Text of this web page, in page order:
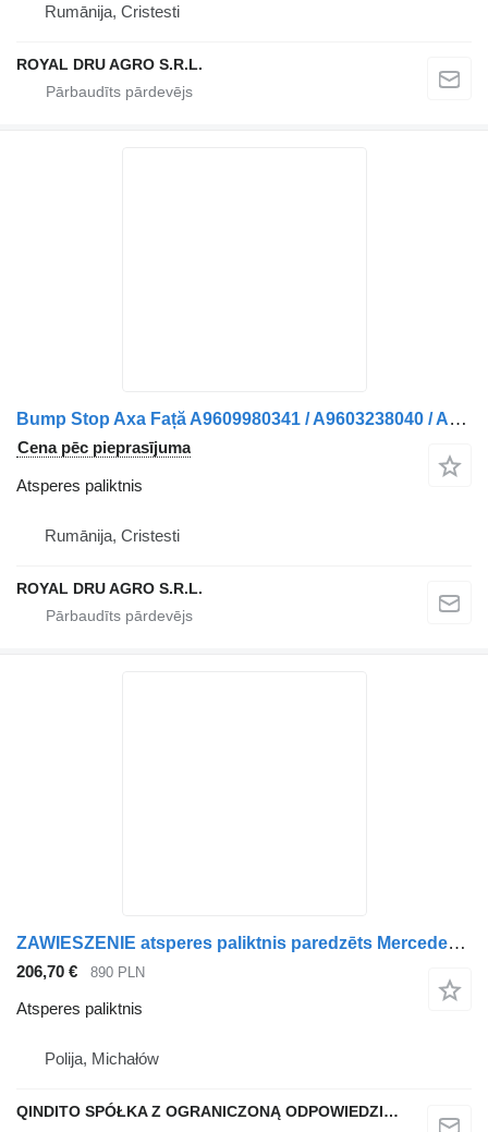
Rumānija, Cristesti
ROYAL DRU AGRO S.R.L.
Bump Stop Axa Față A9609980341 / A9603238040 / A0009983041 atsperes paliktnis paredzēts Mercedes-Benz Diverse modele Mercedes kravas automašīnas
Cena pēc pieprasījuma
Atsperes paliktnis
Rumānija, Cristesti
ROYAL DRU AGRO S.R.L.
ZAWIESZENIE atsperes paliktnis paredzēts Mercedes-Benz AXOR ATEGO kravas automašīnas
206,70 € 890 PLN
Atsperes paliktnis
Polija, Michałów
QINDITO SPÓŁKA Z OGRANICZONĄ ODPOWIEDZIALNOŚCIĄ